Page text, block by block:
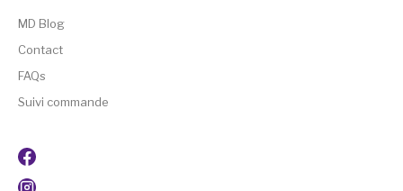
MD Blog
Contact
FAQs
Suivi commande